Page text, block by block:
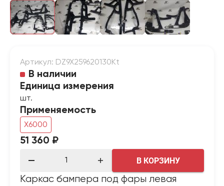
Артикул: DZ9X259620130Kt
В наличии
Единица измерения
шт.
Применяемость
X6000
51 360 ₽
В КОРЗИНУ
Каркас бампера под фары левая